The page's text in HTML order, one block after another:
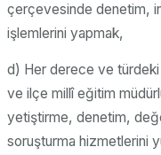
çerçevesinde denetim,
işlemlerini yapmak,
d) Her derece ve türdeki
ve ilçe millî eğitim
yetiştirme, denetim,
soruşturma hizmetlerini